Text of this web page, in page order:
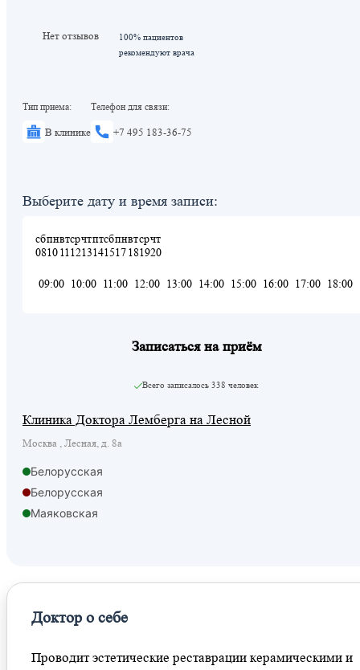
Нет отзывов
100% пациентов
рекомендуют врача
Тип приема:
В клинике
Телефон для связи:
+7 495 183-36-75
Выберите дату и время записи:
сб
08
пн
10
вт
11
ср
12
чт
13
пт
14
сб
15
пн
17
вт
18
ср
19
чт
20
09:00 10:00 11:00 12:00 13:00 14:00 15:00 16:00 17:00 18:00
Записаться на приём
Всего записалось 338 человек
Клиника Доктора Лемберга на Лесной
Москва , Лесная, д. 8а
Белорусская
Белорусская
Маяковская
Савеловская
Савёловская
Доктор о себе
Проводит эстетические реставрации керамическими и